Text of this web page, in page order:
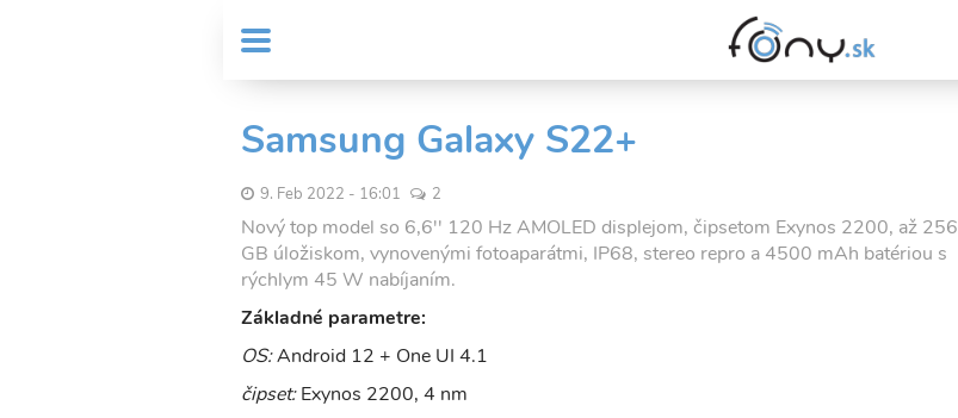
MENU
Header
menu
User
account
Samsung Galaxy S22+
9. Feb 2022 - 16:01 2
Nový top model so 6,6'' 120 Hz AMOLED displejom, čipsetom Exynos 2200, až 256
GB úložiskom, vynovenými fotoaparátmi, IP68, stereo repro a 4500 mAh batériou s
rýchlym 45 W nabíjaním.
Základné parametre:
OS:Android 12 + One UI 4.1
čipset:Exynos 2200, 4 nm